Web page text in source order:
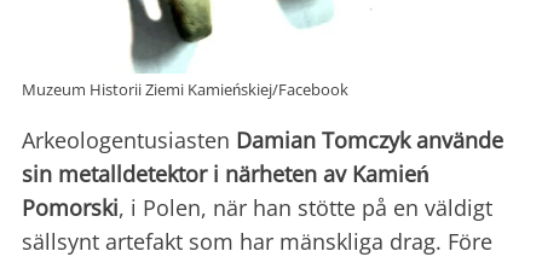
Muzeum Historii Ziemi Kamieńskiej/Facebook
Arkeologentusiasten Damian Tomczykanvände
sin metalldetektor i närheten av Kamień
Pomorski, i Polen, när han stötte på en väldigt
sällsynt artefakt som har mänskliga drag. Före